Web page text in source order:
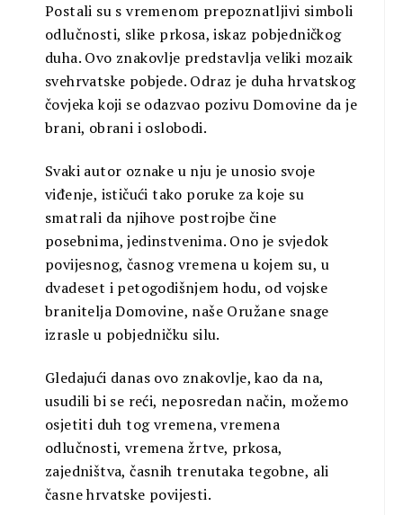
Postali su s vremenom prepoznatljivi simboli
odlučnosti, slike prkosa, iskaz pobjedničkog
duha. Ovo znakovlje predstavlja veliki mozaik
svehrvatske pobjede. Odraz je duha hrvatskog
čovjeka koji se odazvao pozivu Domovine da je
brani, obrani i oslobodi.
Svaki autor oznake u nju je unosio svoje
viđenje, ističući tako poruke za koje su
smatrali da njihove postrojbe čine
posebnima, jedinstvenima. Ono je svjedok
povijesnog, časnog vremena u kojem su, u
dvadeset i petogodišnjem hodu, od vojske
branitelja Domovine, naše Oružane snage
izrasle u pobjedničku silu.
Gledajući danas ovo znakovlje, kao da na,
usudili bi se reći, neposredan način, možemo
osjetiti duh tog vremena, vremena
odlučnosti, vremena žrtve, prkosa,
zajedništva, časnih trenutaka tegobne, ali
časne hrvatske povijesti.